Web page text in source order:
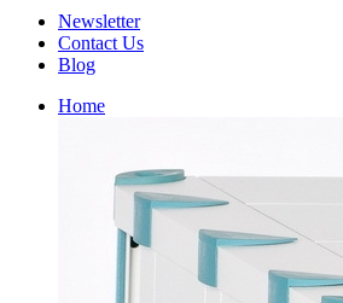
Newsletter
Contact Us
Blog
Home